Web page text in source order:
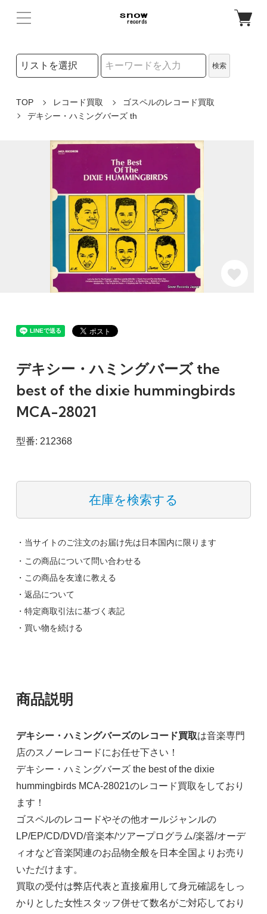
検索リストの選択
検索
TOP レコード買取
ゴスペルのレコード買取
デキシー・ハミングバーズ th
デキシー・ハミングバーズ the
best of the dixie hummingbirds
MCA-28021
型番: 212368
在庫を検索する
・当サイトのご注文のお届け先は日本国内に限ります
・この商品について問い合わせる
・この商品を友達に教える
・返品について
・特定商取引法に基づく表記
・買い物を続ける
商品説明
デキシー・ハミングバーズのレコード買取は音楽専門
店のスノーレコードにお任せ下さい！
デキシー・ハミングバーズ the best of the dixie
hummingbirds MCA-28021のレコード買取をしており
ます！
ゴスペルのレコードやその他オールジャンルの
LP/EP/CD/DVD/音楽本/ツアープログラム/楽器/オーデ
ィオなど音楽関連のお品物全般を日本全国よりお売り
いただけます。
買取の受付は弊店代表と直接雇用して身元確認をしっ
かりとした女性スタッフ併せて数名がご対応しており